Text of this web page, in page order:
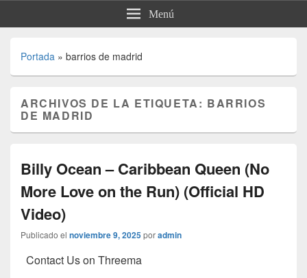
Menú
Portada » barrios de madrid
ARCHIVOS DE LA ETIQUETA: BARRIOS
DE MADRID
Billy Ocean – Caribbean Queen (No
More Love on the Run) (Official HD
Video)
Publicado el noviembre 9, 2025poradmin
Contact Us on Threema